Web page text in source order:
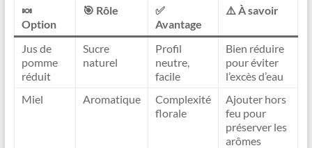
🍬
Option
🎯 Rôle
✅
Avantage
⚠️ À savoir
Jus de
pomme
réduit
Sucre
naturel
Profil
neutre,
facile
Bien réduire
pour éviter
l’excès d’eau
Miel
Aromatique
Complexité
florale
Ajouter hors
feu pour
préserver les
arômes